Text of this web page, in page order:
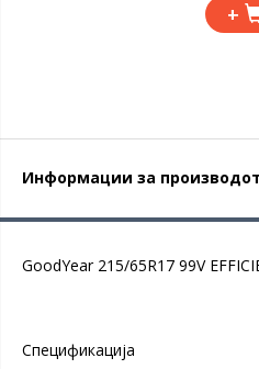
+
Информации за производот
GoodYear 215/65R17 99V
Спецификација